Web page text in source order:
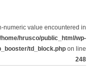
numeric value encountered in
/home/hrusco/public_html/wp-
td_block.php on line
248